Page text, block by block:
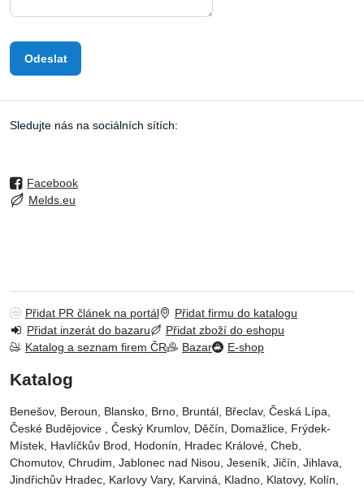
Odeslat
Sledujte nás na sociálních sítích:
Facebook
Melds.eu
Přidat PR článek na portál
Přidat firmu do katalogu
Přidat inzerát do bazaru
Přidat zboží do eshopu
Katalog a seznam firem ČR
Bazar E-shop
Katalog
Benešov, Beroun, Blansko, Brno, Bruntál, Břeclav, Česká Lípa‎,
České Budějovice‎ , Český Krumlov‎, Děčín‎, Domažlice‎, Frýdek-
Místek‎, Havlíčkův Brod‎, Hodonín, Hradec Králové‎, Cheb‎,
Chomutov‎, Chrudim‎, Jablonec nad Nisou‎, Jeseník‎, Jičín‎, Jihlava,
Jindřichův Hradec‎, Karlovy Vary‎, Karviná‎, Kladno‎, Klatovy‎, Kolín‎,